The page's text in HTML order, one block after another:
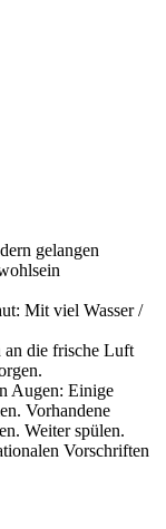
gelangen
Mit viel Wasser /
an die frische Luft
Augen: Einige
Vorhandene
Weiter spülen.
Vorschriften